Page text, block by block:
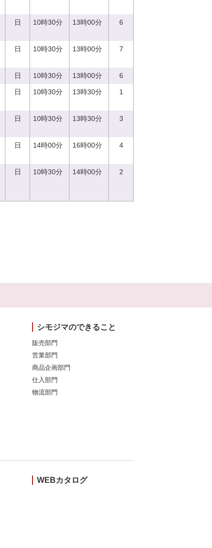
日 10時30分 13時00分 6
日 10時30分 13時00分 7
日 10時30分 13時00分 6
日 10時30分 13時30分 1
日 10時30分 13時30分 3
日 14時00分 16時00分 4
日 10時30分 14時00分 2
シモジマのできること
販売部門
営業部門
商品企画部門
仕入部門
物流部門
WEBカタログ